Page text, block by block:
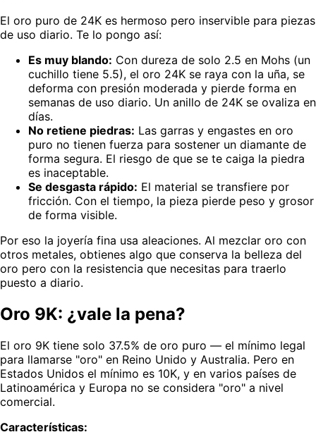
El oro puro de 24K es hermoso pero inservible para piezas
de uso diario. Te lo pongo así:
Es muy blando: Con dureza de solo 2.5 en Mohs (un
cuchillo tiene 5.5), el oro 24K se raya con la uña, se
deforma con presión moderada y pierde forma en
semanas de uso diario. Un anillo de 24K se ovaliza en
días.
No retiene piedras: Las garras y engastes en oro
puro no tienen fuerza para sostener un diamante de
forma segura. El riesgo de que se te caiga la piedra
es inaceptable.
Se desgasta rápido: El material se transfiere por
fricción. Con el tiempo, la pieza pierde peso y grosor
de forma visible.
Por eso la joyería fina usa aleaciones. Al mezclar oro con
otros metales, obtienes algo que conserva la belleza del
oro pero con la resistencia que necesitas para traerlo
puesto a diario.
Oro 9K: ¿vale la pena?
El oro 9K tiene solo 37.5% de oro puro — el mínimo legal
para llamarse "oro" en Reino Unido y Australia. Pero en
Estados Unidos el mínimo es 10K, y en varios países de
Latinoamérica y Europa no se considera "oro" a nivel
comercial.
Características: